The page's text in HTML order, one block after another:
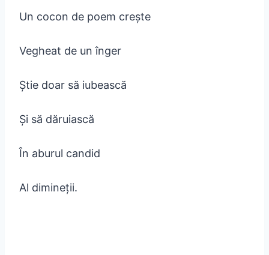
Un cocon de poem crește
Vegheat de un înger
Știe doar să iubească
Și să dăruiască
În aburul candid
Al dimineții.